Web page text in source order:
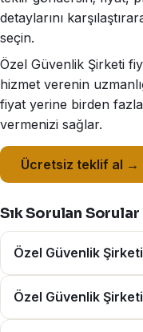
detaylarını
seçin.
Özel Güvenlik Şirketi
hizmet verenin
fiyat yerine birden
vermenizi sağlar.
Ücretsiz teklif al →
Sık Sorulan Sorular
Özel Güvenlik
Özel Güvenlik